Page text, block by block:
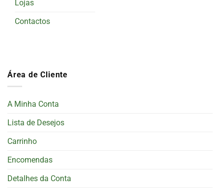
Lojas
Contactos
Área de Cliente
A Minha Conta
Lista de Desejos
Carrinho
Encomendas
Detalhes da Conta